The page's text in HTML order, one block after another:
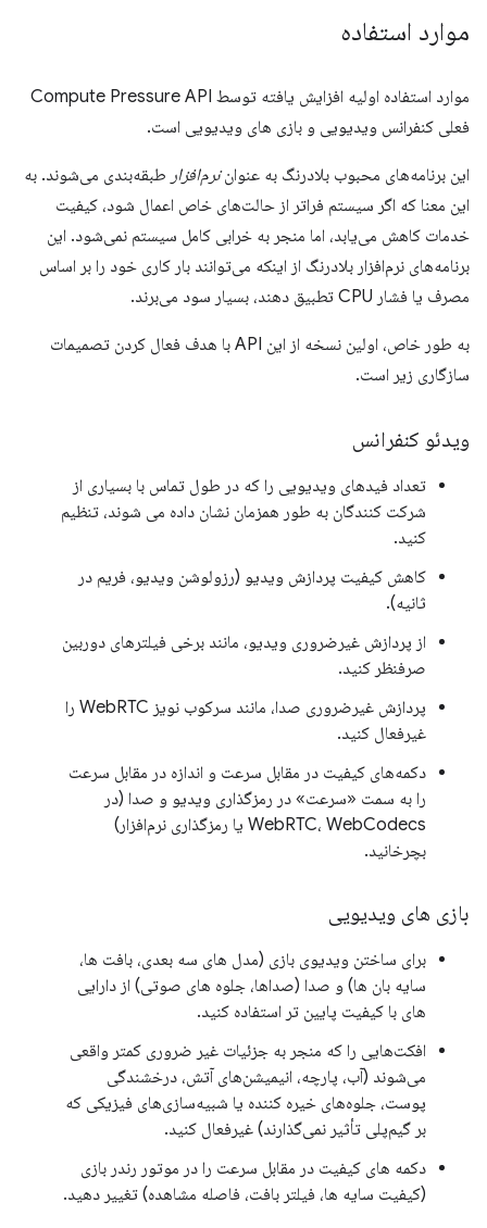
موارد استفاده
موارد استفاده اولیه افزایش یافته توسط Compute Pressure API
فعلی کنفرانس ویدیویی و بازی های ویدیویی است.
این برنامه‌های محبوب بلادرنگ به عنواننرم‌افزار طبقه‌بندی می‌شوند. به
این معنا که اگر سیستم فراتر از حالت‌های خاص اعمال شود، کیفیت
خدمات کاهش می‌یابد، اما منجر به خرابی کامل سیستم نمی‌شود. این
برنامه‌های نرم‌افزار بلادرنگ از اینکه می‌توانند بار کاری خود را بر اساس
مصرف یا فشار CPU تطبیق دهند، بسیار سود می‌برند.
به طور خاص، اولین نسخه از این API با هدف فعال کردن تصمیمات
سازگاری زیر است.
ویدئو کنفرانس
تعداد فیدهای ویدیویی را که در طول تماس با بسیاری از
شرکت کنندگان به طور همزمان نشان داده می شوند، تنظیم
کنید.
کاهش کیفیت پردازش ویدیو (رزولوشن ویدیو، فریم در
ثانیه).
از پردازش غیرضروری ویدیو، مانند برخی فیلترهای دوربین
صرفنظر کنید.
پردازش غیرضروری صدا، مانند سرکوب نویز WebRTC را
غیرفعال کنید.
دکمه‌های کیفیت در مقابل سرعت و اندازه در مقابل سرعت
را به سمت «سرعت» در رمزگذاری ویدیو و صدا (در
WebRTC، WebCodecs یا رمزگذاری نرم‌افزار)
بچرخانید.
بازی های ویدیویی
برای ساختن ویدیوی بازی (مدل های سه بعدی، بافت ها،
سایه بان ها) و صدا (صداها، جلوه های صوتی) از دارایی
های با کیفیت پایین تر استفاده کنید.
افکت‌هایی را که منجر به جزئیات غیر ضروری کمتر واقعی
می‌شوند (آب، پارچه، انیمیشن‌های آتش، درخشندگی
پوست، جلوه‌های خیره کننده یا شبیه‌سازی‌های فیزیکی که
بر گیم‌پلی تأثیر نمی‌گذارند) غیرفعال کنید.
دکمه های کیفیت در مقابل سرعت را در موتور رندر بازی
(کیفیت سایه ها، فیلتر بافت، فاصله مشاهده) تغییر دهید.